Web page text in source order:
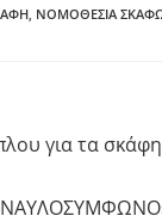
ΝΟΜΟΘΕΣΊΑ
για τα